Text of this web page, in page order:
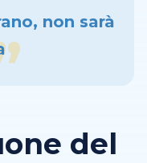
non sarà
del